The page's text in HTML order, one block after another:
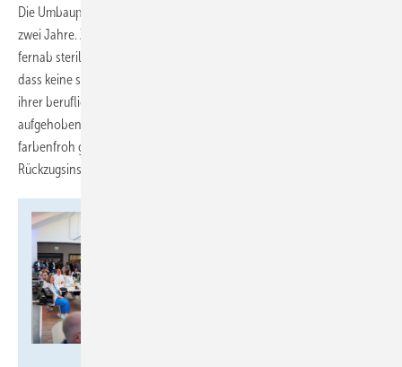
Die Umbauphase des Gebäudes in der Seubertstraße 8 dauerte knapp
zwei Jahre. Zimmerling betonte, dass bewusst eine Atmosphäre
fernab steriler Schulräume geschaffen wurde: „Es war uns wichtig,
dass keine sterile Schulatmosphäre herrscht. Die Leute sollen sich bei
ihrer beruflichen und auch persönlichen Weiterentwicklung gut
aufgehoben fühlen, fast wie in einem Wohnzimmer.“ Dazu tragen
farbenfroh gestaltete Wände mit motivierenden Zitaten und kleine
Rückzugsinseln bei.